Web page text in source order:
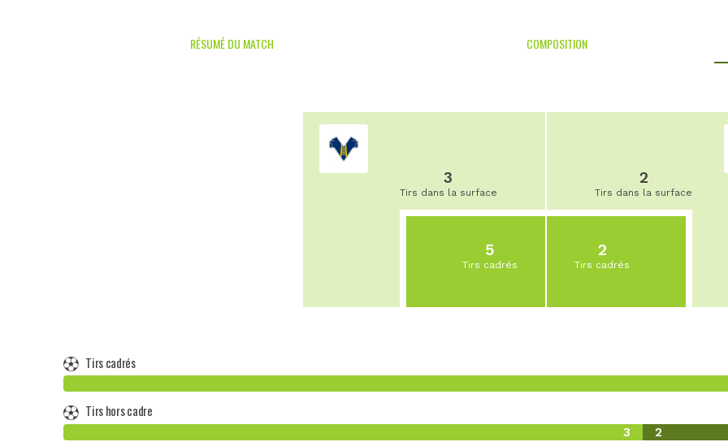
RÉSUMÉ DU MATCH COMPOSITION
3
Tirs dans la surface
5
Tirs cadrés
2
Tirs dans la surface
2
Tirs cadrés
Tirs cadrés
Tirs hors cadre
3 2